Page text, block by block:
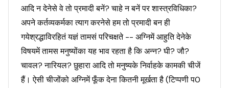
आदि न देनेसे वे तो प्रमादी बनें? चाहे न बनें पर शास्त्रविधिका?
अपने कर्तव्यकर्मका त्याग करनेसे हम तो प्रमादी बन ही
गयेश्रद्धाविरहितं यज्ञं तामसं परिचक्षते -- अग्निमें आहुति देनेके
विषयमें तामस मनुष्योंका यह भाव रहता है कि अन्न? घी? जौ?
चावल? नारियल? छुहारा आदि तो मनुष्यके निर्वाहके कामकी चीजें
हैं। ऐसी चीजोंको अग्निमें फूँक देना कितनी मूर्खता है (टिप्पणी प0